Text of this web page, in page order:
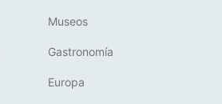
Museos
Gastronomía
Europa